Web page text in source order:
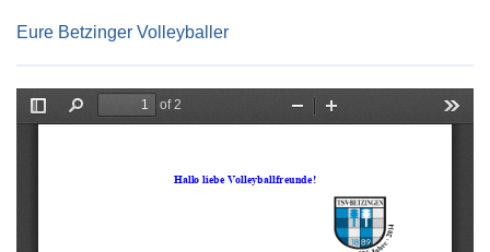
Eure Betzinger Volleyballer